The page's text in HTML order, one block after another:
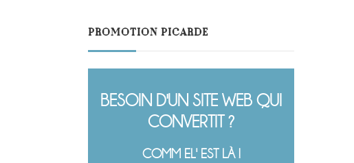
PROMOTION PICARDE
BESOIN D'UN SITE WEB QUI
CONVERTIT ?
COMM EL' EST LÀ !